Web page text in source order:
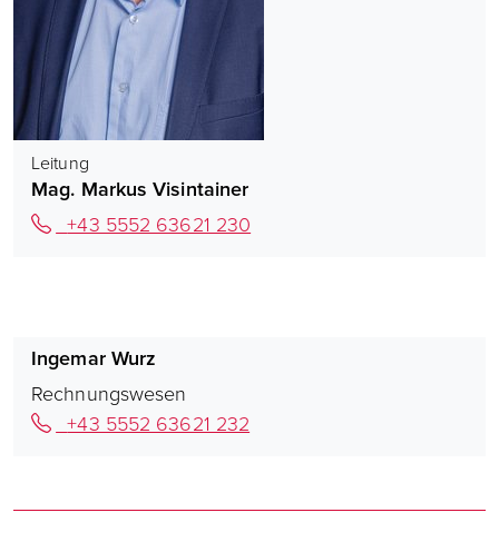
Leitung
Mag. Markus Visintainer
+43 5552 63621 230
Ingemar Wurz
Rechnungswesen
+43 5552 63621 232